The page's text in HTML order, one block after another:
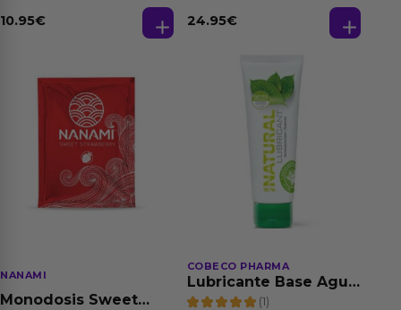
Dilatación Base Agua
10.95€ 24.95€
NANAMI
Monodosis Sweet
COBECO PHARMA
Lubricante Base Agua
100% Natural 125 ml
(1)